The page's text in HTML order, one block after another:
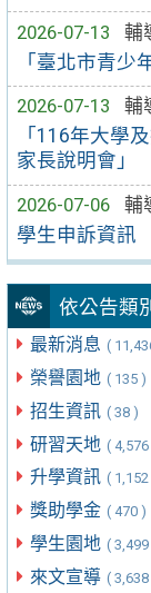
2026-07-13
輔
「臺北市青少
2026-07-13
輔
「116年大學
家長說明會」
2026-07-06
輔
學生申訴資訊
依公告類
最新消息 (
榮譽園地 ( 135 )
招生資訊 ( 38 )
研習天地 ( 4,576
升學資訊 ( 1,152
獎助學金 ( 470 )
學生園地 ( 3,499
來文宣導 ( 3,638